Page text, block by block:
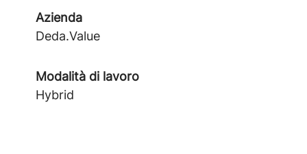
Azienda
Deda.Value
Modalità di lavoro
Hybrid